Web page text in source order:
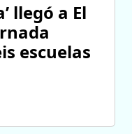
llegó a El
escuelas